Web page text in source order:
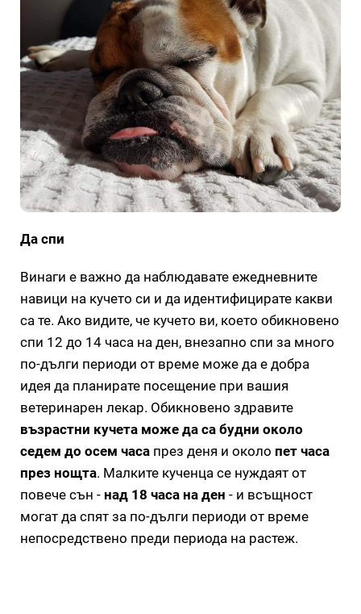
Да спи
Винаги е важно да наблюдавате ежедневните
навици на кучето си и да идентифицирате какви
са те. Ако видите, че кучето ви, което обикновено
спи 12 до 14 часа на ден, внезапно спи за много
по-дълги периоди от време може да е добра
идея да планирате посещение при вашия
ветеринарен лекар. Обикновено здравите
възрастни кучета може да са будни около
седем до осем часа през деня и около пет часа
през нощта. Малките кученца се нуждаят от
повече сън - над 18 часа на ден - и всъщност
могат да спят за по-дълги периоди от време
непосредствено преди периода на растеж.